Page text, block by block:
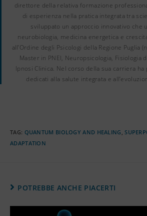
direttore della relativa formazione
di esperienza nella pratica integrata tra
sviluppato un approccio innovativo che
neurobiologia, medicina energetica e
all’Ordine degli Psicologi della Regione Puglia
Master in PNEI, Neuropsicologia, Fisiologia
Ipnosi Clinica. Nel corso della sua carriera
dedicati alla salute integrata e
TAG: QUANTUM BIOLOGY AND HEALING ,
ADAPTATION
POTREBBE ANCHE PIACERTI